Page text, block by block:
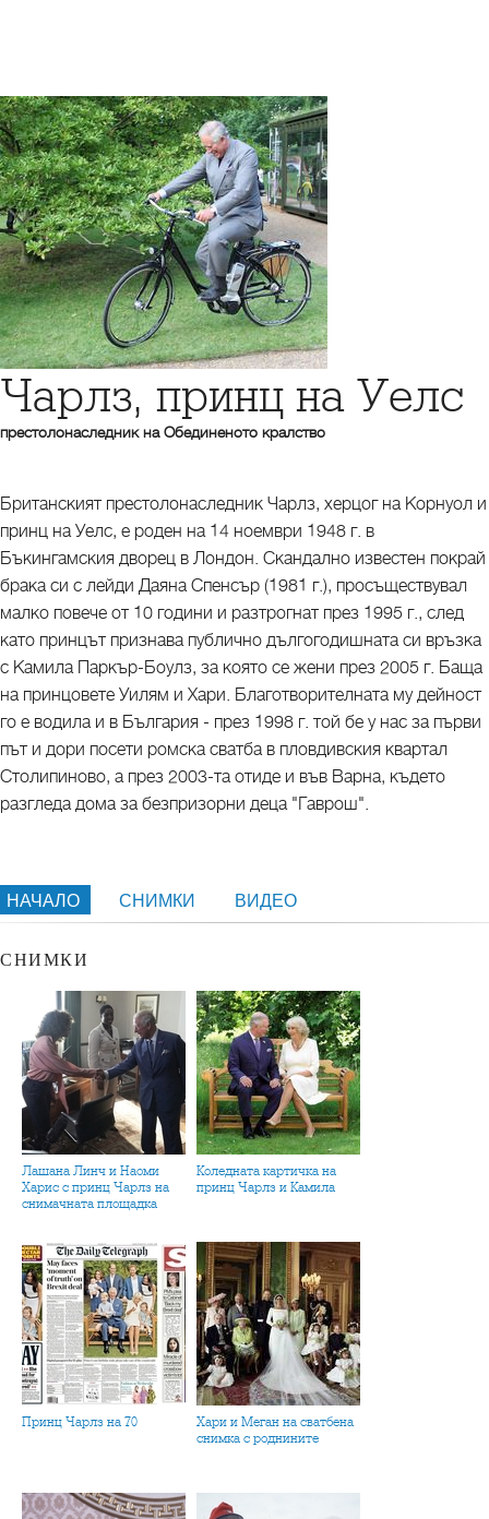
Чарлз, принц на Уелс
престолонаследник на Обединеното кралство
Британският престолонаследник Чарлз, херцог на Корнуол и
принц на Уелс, е роден на 14 ноември 1948 г. в
Бъкингамския дворец в Лондон. Скандално известен покрай
брака си с лейди Даяна Спенсър (1981 г.), просъществувал
малко повече от 10 години и разтрогнат през 1995 г., след
като принцът признава публично дългогодишната си връзка
с Камила Паркър-Боулз, за която се жени през 2005 г. Баща
на принцовете Уилям и Хари. Благотворителната му дейност
го е водила и в България - през 1998 г. той бе у нас за първи
път и дори посети ромска сватба в пловдивския квартал
Столипиново, а през 2003-та отиде и във Варна, където
разгледа дома за безпризорни деца "Гаврош".
НАЧАЛО СНИМКИ ВИДЕО
СНИМКИ
Лашана Линч и Наоми
Харис с принц Чарлз на
снимачната площадка
Коледната картичка на
принц Чарлз и Камила
Принц Чарлз на 70
Хари и Меган на сватбена
снимка с роднините